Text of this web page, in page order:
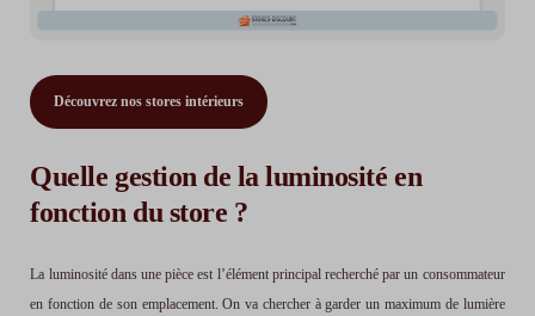
Découvrez nos stores intérieurs
Quelle gestion de la luminosité en
fonction du store ?
La luminosité dans une pièce est l’élément principal recherché par un consommateur
en fonction de son emplacement. On va chercher à garder un maximum de lumière